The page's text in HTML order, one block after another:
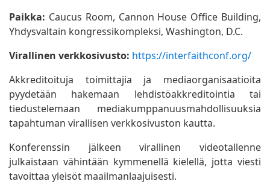
Paikka: Caucus Room, Cannon House Office Building,
Yhdysvaltain kongressikompleksi, Washington, D.C.
Virallinen verkkosivusto: https://interfaithconf.org/
Akkreditoituja toimittajia ja mediaorganisaatioita
pyydetään hakemaan lehdistöakkreditointia tai
tiedustelemaan mediakumppanuusmahdollisuuksia
tapahtuman virallisen verkkosivuston kautta.
Konferenssin jälkeen virallinen videotallenne
julkaistaan vähintään kymmenellä kielellä, jotta viesti
tavoittaa yleisöt maailmanlaajuisesti.